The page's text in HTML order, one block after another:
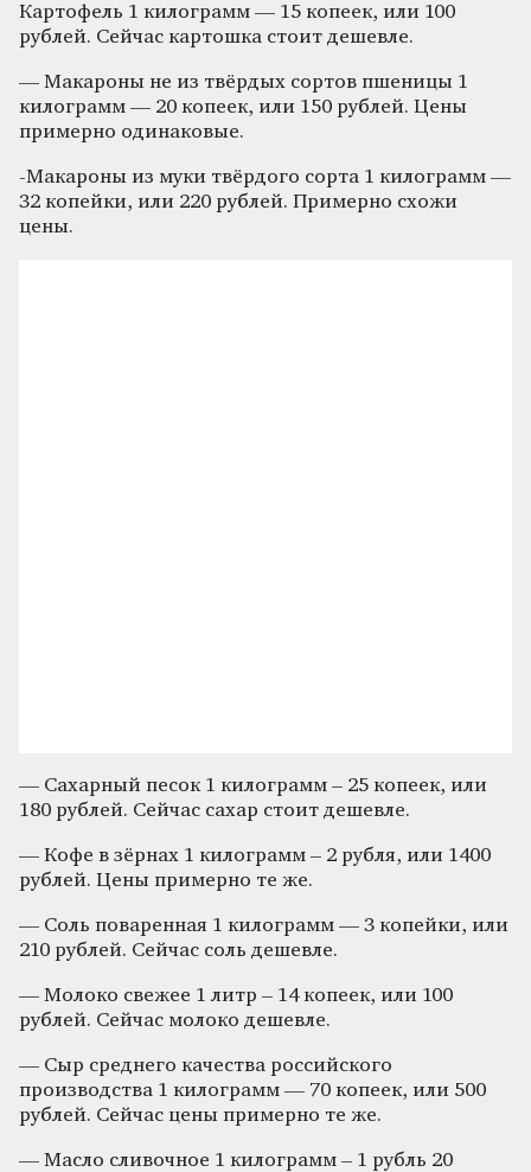
Картофель 1 килограмм — 15 копеек, или 100
рублей. Сейчас картошка стоит дешевле.
— Макароны не из твёрдых сортов пшеницы 1
килограмм — 20 копеек, или 150 рублей. Цены
примерно одинаковые.
-Макароны из муки твёрдого сорта 1 килограмм —
32 копейки, или 220 рублей. Примерно схожи
цены.
— Сахарный песок 1 килограмм – 25 копеек, или
180 рублей. Сейчас сахар стоит дешевле.
— Кофе в зёрнах 1 килограмм – 2 рубля, или 1400
рублей. Цены примерно те же.
— Соль поваренная 1 килограмм — 3 копейки, или
210 рублей. Сейчас соль дешевле.
— Молоко свежее 1 литр – 14 копеек, или 100
рублей. Сейчас молоко дешевле.
— Сыр среднего качества российского
производства 1 килограмм — 70 копеек, или 500
рублей. Сейчас цены примерно те же.
— Масло сливочное 1 килограмм – 1 рубль 20